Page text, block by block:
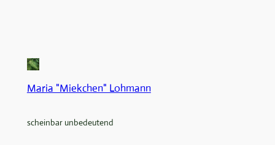
Maria "Miekchen" Lohmann
scheinbar unbedeutend